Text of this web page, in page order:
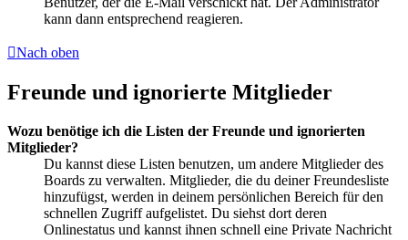
kann dann entsprechend reagieren.
Nach oben
Freunde und ignorierte Mitglieder
Wozu benötige ich die Listen der Freunde und ignorierten
Mitglieder?
Du kannst diese Listen benutzen, um andere Mitglieder des
Boards zu verwalten. Mitglieder, die du deiner Freundesliste
hinzufügst, werden in deinem persönlichen Bereich für den
schnellen Zugriff aufgelistet. Du siehst dort deren
Onlinestatus und kannst ihnen schnell eine Private Nachricht